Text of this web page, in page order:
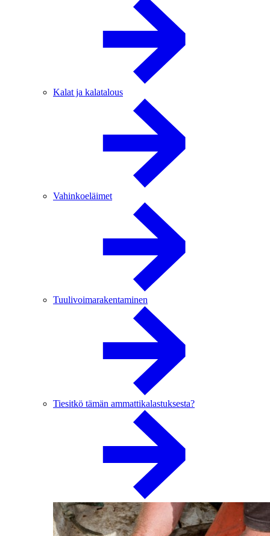
Kalat ja kalatalous
Vahinkoeläimet
Tuulivoimarakentaminen
Tiesitkö tämän ammattikalastuksesta?